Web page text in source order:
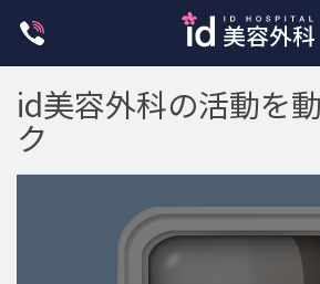
id美容外科の活動を
ク